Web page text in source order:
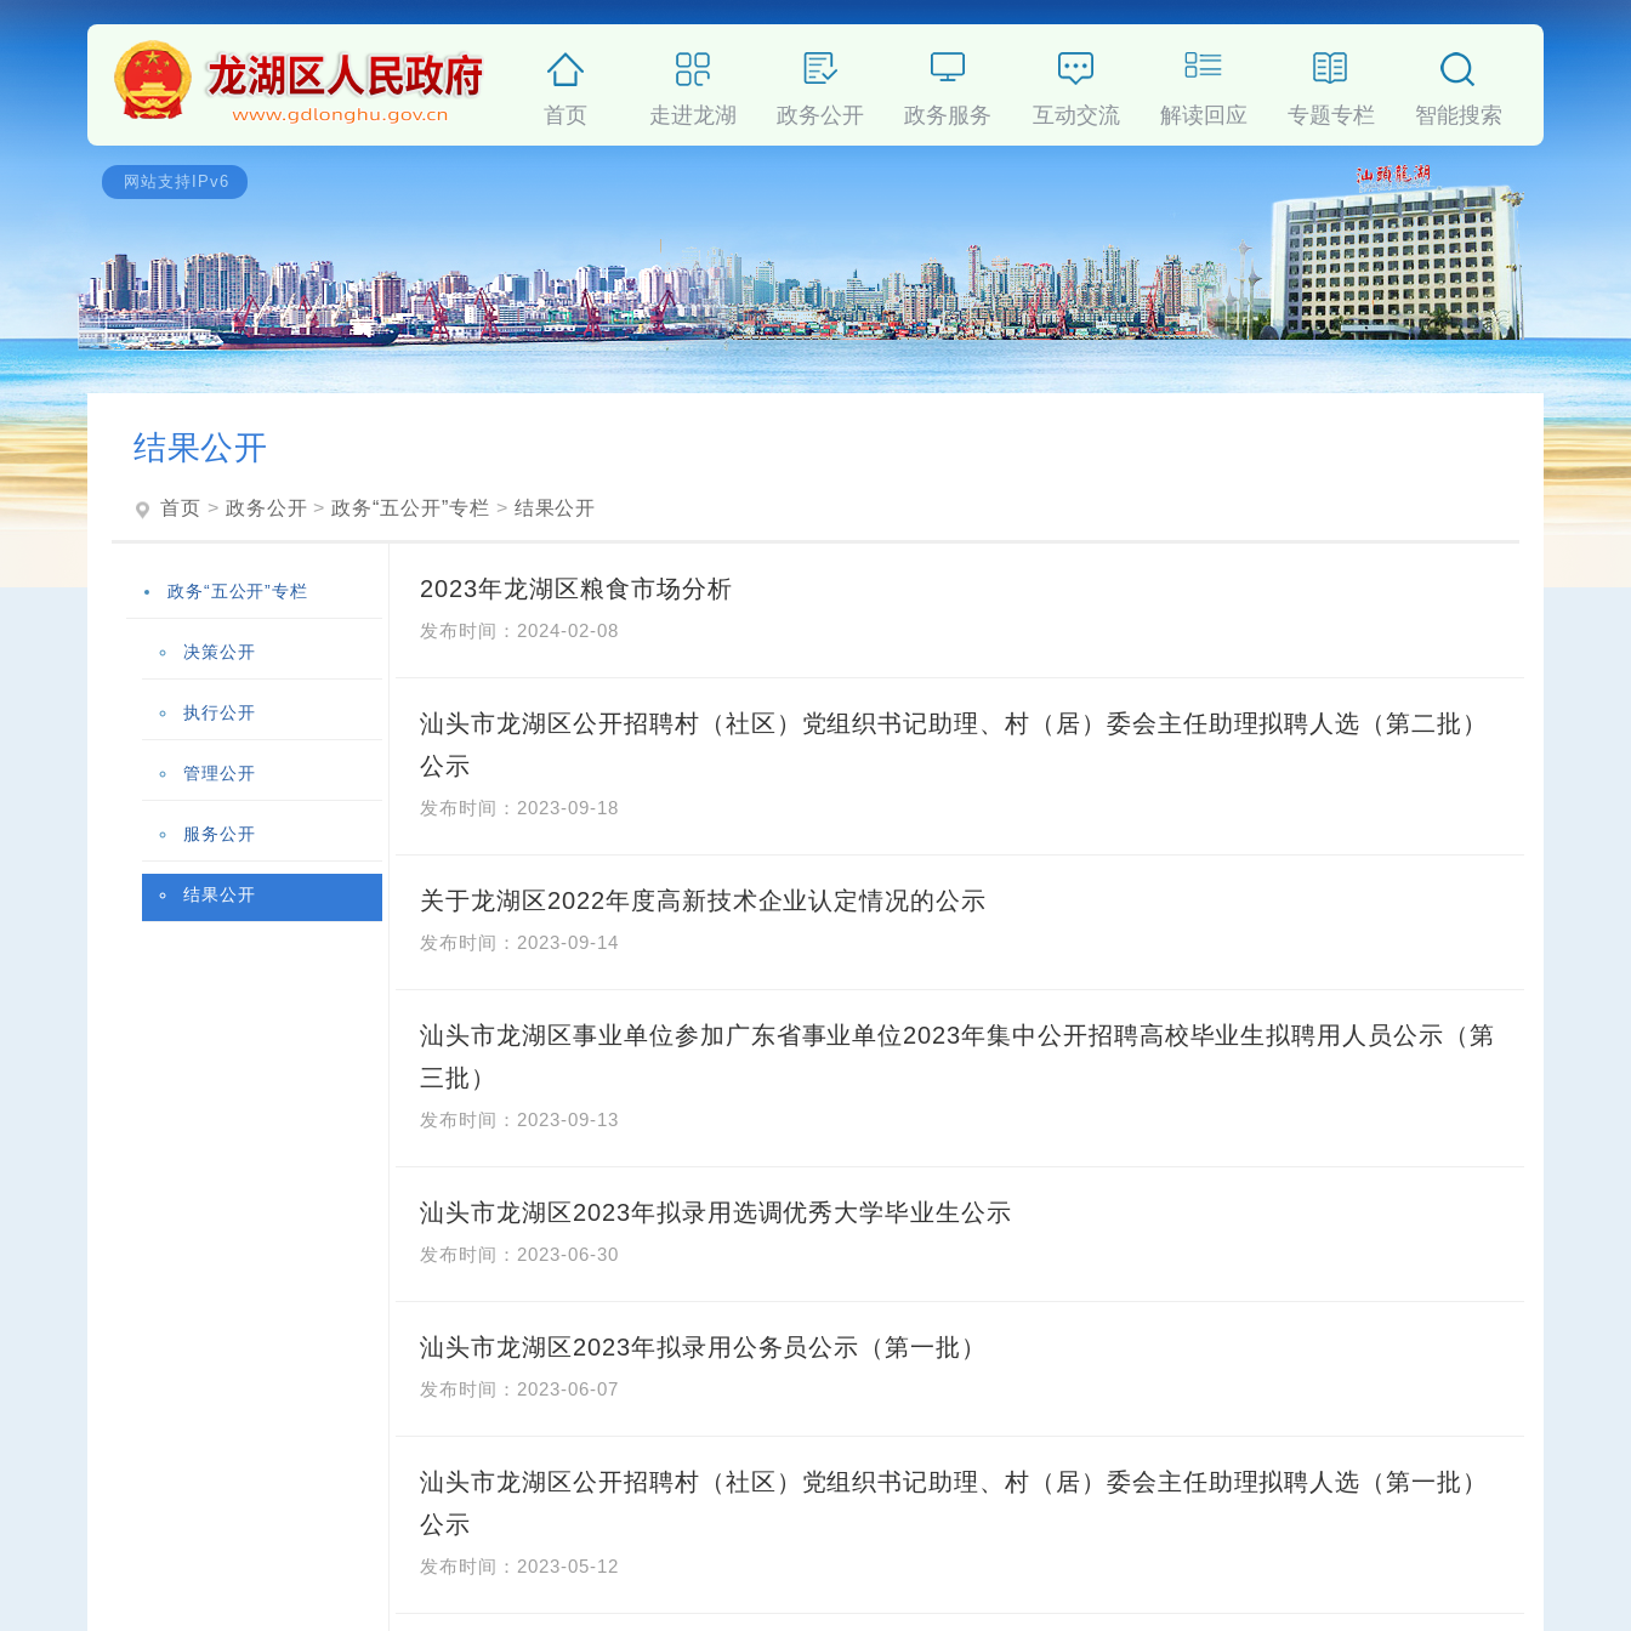
首页 走进龙湖 政务公开 政务服务 互动交流 解读回应 专题专栏 智能搜索
结果公开
首页 > 政务公开 >政务“五公开”专栏 > 结果公开
政务“五公开”专栏
决策公开
执行公开
管理公开
服务公开
结果公开
2023年龙湖区粮食市场分析
2024-02-08
汕头市龙湖区公开招聘村（社区）党组织书记助理、村（居）委会主任助理拟聘人选（第二批）
公示
2023-09-18
关于龙湖区2022年度高新技术企业认定情况的公示
2023-09-14
汕头市龙湖区事业单位参加广东省事业单位2023年集中公开招聘高校毕业生拟聘用人员公示（第
三批）
2023-09-13
汕头市龙湖区2023年拟录用选调优秀大学毕业生公示
2023-06-30
汕头市龙湖区2023年拟录用公务员公示（第一批）
2023-06-07
汕头市龙湖区公开招聘村（社区）党组织书记助理、村（居）委会主任助理拟聘人选（第一批）
公示
2023-05-12